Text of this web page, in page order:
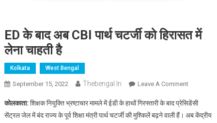
ED के बाद अब CBI पार्थ चटर्जी को हिरासत में
लेना चाहती है
Kolkata West Bengal
September 15, 2022 Thebengal.in Leave A CommentOn
के
बाद
कोलकाता: शिक्षक नियुक्ति भ्रष्टाचार मामले में ईडी के हाथों गिरफ्तारी के बाद प्रेसिडेंसी
सेंट्रल जेल में बंद राज्य के पूर्व शिक्षा मंत्री पार्थ चटर्जी की मुश्किलें बढ़ने वाली हैं। अब केंद्रीय